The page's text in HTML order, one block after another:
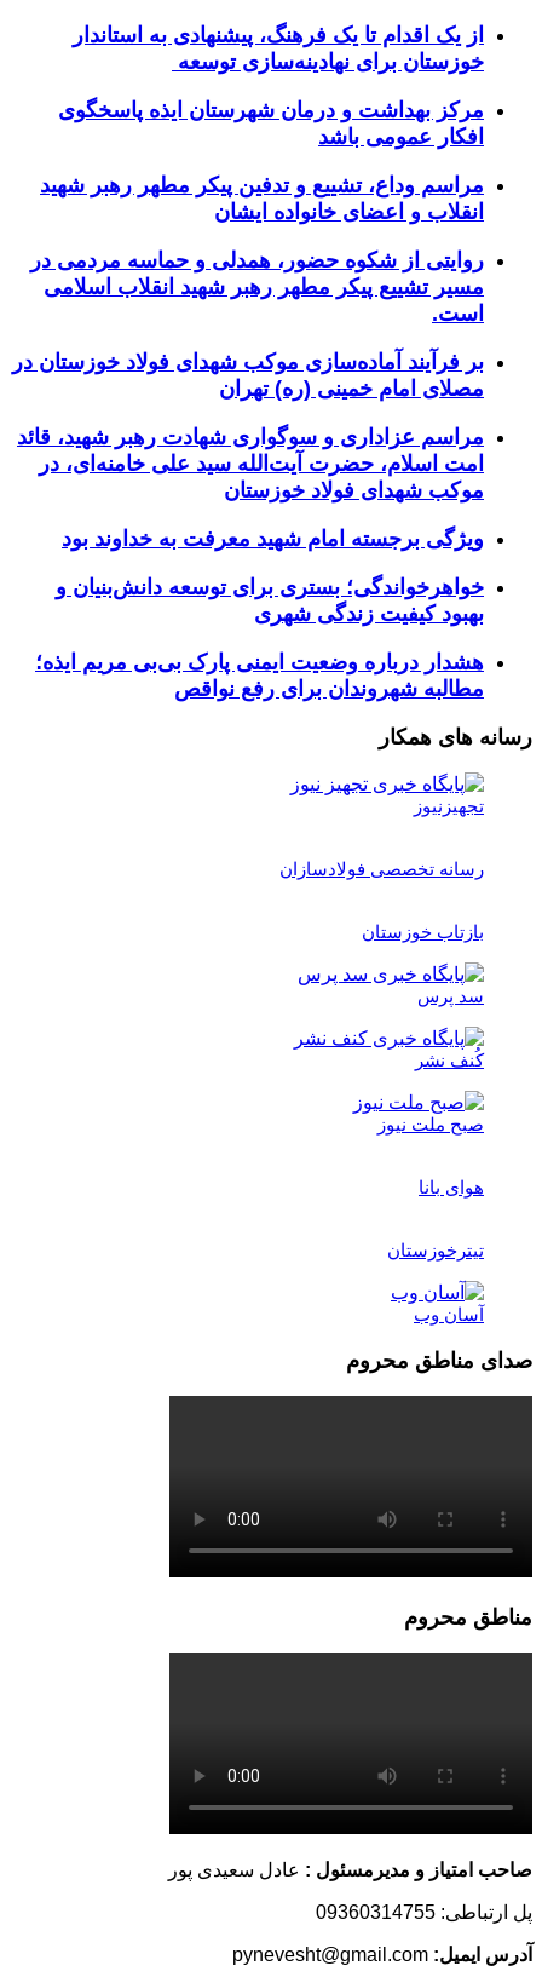
از یک اقدام تا یک فرهنگ، پیشنهادی به استاندار
خوزستان برای نهادینه‌سازی توسعه
مرکز بهداشت و درمان شهرستان ایذه پاسخگوی
افکار عمومی باشد
مراسم وداع، تشییع و تدفین پیکر مطهر رهبر شهید
انقلاب و اعضای خانواده ایشان
روایتی از شکوه حضور، همدلی و حماسه مردمی در
مسیر تشییع پیکر مطهر رهبر شهید انقلاب اسلامی
است.
بر فرآیند آماده‌سازی موکب شهدای فولاد خوزستان در
مصلای امام خمینی (ره) تهران
مراسم عزاداری و سوگواری شهادت رهبر شهید، قائد
امت اسلام، حضرت آیت‌الله سید علی خامنه‌ای، در
موکب شهدای فولاد خوزستان
ویژگی برجسته امام شهید معرفت به خداوند بود
خواهرخواندگی؛ بستری برای توسعه دانش‌بنیان و
بهبود کیفیت زندگی شهری
هشدار درباره وضعیت ایمنی پارک بی‌بی مریم ایذه؛
مطالبه شهروندان برای رفع نواقص
رسانه های همکار
تجهیزنیوز
رسانه تخصصی فولادسازان
بازتاب خوزستان
سد پرس
کُنف نشر
صبح ملت نیوز
هوای بانا
تیترخوزستان
آسان وب
صدای مناطق محروم
مناطق محروم
صاحب امتیاز و مدیرمسئول : عادل سعیدی پور
پل ارتباطی: 09360314755
آدرس ایمیل: